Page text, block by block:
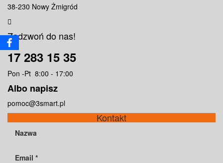
38-230 Nowy Żmigród
Zadzwoń do nas!
17 283 15 35
Pon -Pt 8:00 - 17:00
Albo napisz
pomoc@3smart.pl
Kontakt
Nazwa
Email *